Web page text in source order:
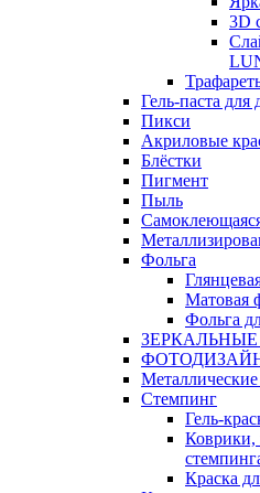
3D
Гель-паста для
Пикси
Акриловые
Блёстки
Пигмент
Пыль
Фольга
Матовая
Фольга
Стемпинг
Гель-
Коврики,
Краска